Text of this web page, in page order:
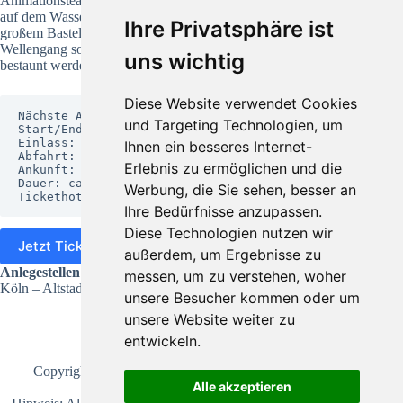
Ihre Privatsphäre ist
uns wichtig
Diese Website verwendet Cookies
und Targeting Technologien, um
Ihnen ein besseres Internet-
Erlebnis zu ermöglichen und die
Werbung, die Sie sehen, besser an
Ihre Bedürfnisse anzupassen.
Diese Technologien nutzen wir
außerdem, um Ergebnisse zu
messen, um zu verstehen, woher
unsere Besucher kommen oder um
unsere Website weiter zu
entwickeln.
Alle akzeptieren
auf dem Wasser. So können die Freidecks und Kombüsen mit
großem Bastelangebot erobert werden und bei leichtem
Wellengang sogar noch die ein oder andere Uferattraktion
bestaunt werden. Also Leinen los und Spielspaß genießen!
Nächste Ablegetermine: auf Anfrage
Start/Ende: Altstadt, Köln
Einlass: 10:00 Uhr
Abfahrt: 11:00 Uhr
Ankunft: 17:00 Uhr
Dauer: ca. 7 Stunden
Tickethotline: +49 (0) 221/2088-318
Jetzt Ticket online kaufen
Anlegestellen
Köln – Altstadt
Copyright © 2026 ·Bootstourpiraten· Alle Rechte
vorbehalten